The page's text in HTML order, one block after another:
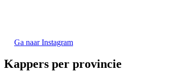
Ga naar Instagram
Kappers per provincie